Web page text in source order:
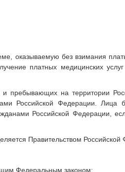
без взимания
платных медицинских
на территории
Российской Федерации. Лица
Российской Федерации,
Правительством Российской
Федеральным законом;